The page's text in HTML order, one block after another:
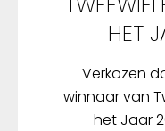
HET
Verkozen
winnaar van
het Jaar